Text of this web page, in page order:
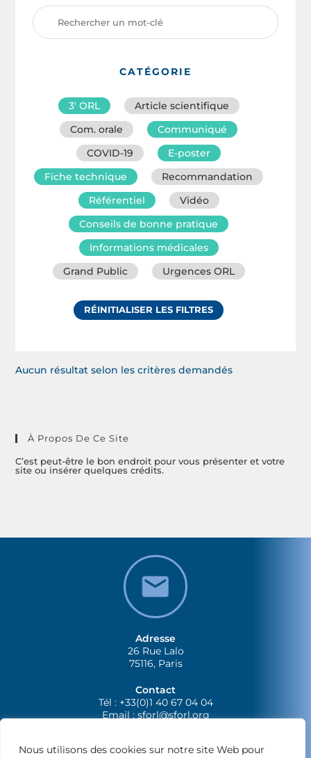
Nous utilisons des cookies sur notre site Web pour
CATÉGORIE
3′ ORL
Article scientifique
Com. orale
Communiqué
COVID-19
E-poster
Fiche technique
Recommandation
Référentiel
Vidéo
Conseils de bonne pratique
Informations médicales
Grand Public
Urgences ORL
RÉINITIALISER LES FILTRES
Aucun résultat selon les critères demandés
À Propos De Ce Site
C’est peut-être le bon endroit pour vous présenter et votre
site ou insérer quelques crédits.
Adresse
26 Rue Lalo
75116, Paris
Contact
Tél : +33(0)1 40 67 04 04
Email :sforl@sforl.org